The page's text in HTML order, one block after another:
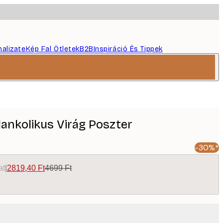
Kép Fal ÖtletekB2BInspiráció És Tippek
Virág Poszter
-30%*
2819,40 Ft4699 Ft